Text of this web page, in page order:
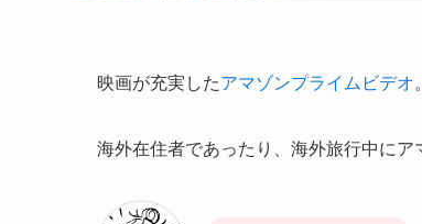
映画が充実したアマゾンプライムビデオ。
海外在住者であったり、海外旅行中にア